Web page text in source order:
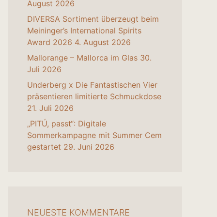
August 2026
DIVERSA Sortiment überzeugt beim
Meininger’s International Spirits
Award 2026 4. August 2026
Mallorange – Mallorca im Glas 30.
Juli 2026
Underberg x Die Fantastischen Vier
präsentieren limitierte Schmuckdose
21. Juli 2026
„PITÚ, passt“: Digitale
Sommerkampagne mit Summer Cem
gestartet 29. Juni 2026
NEUESTE KOMMENTARE